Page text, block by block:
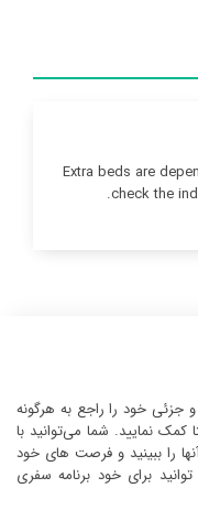
Extra beds are
check the
جزئی خود را راجع به هرگونه
کمک نمایید. شما می‌توانید با
را ببینید و فرصت های خود
برای خود برنامه سفری